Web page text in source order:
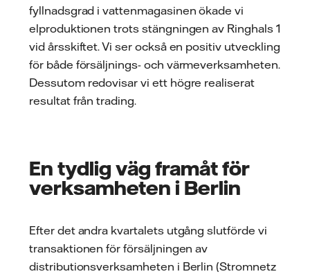
fyllnadsgrad i vattenmagasinen ökade vi
elproduktionen trots stängningen av Ringhals 1
vid årsskiftet. Vi ser också en positiv utveckling
för både försäljnings- och värmeverksamheten.
Dessutom redovisar vi ett högre realiserat
resultat från trading.
En tydlig väg framåt för
verksamheten i Berlin
Efter det andra kvartalets utgång slutförde vi
transaktionen för försäljningen av
distributionsverksamheten i Berlin (Stromnetz